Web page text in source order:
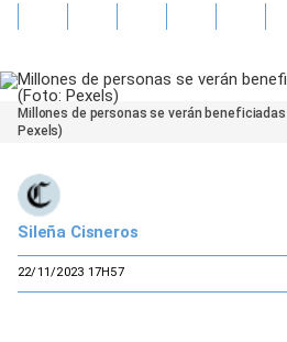
Millones de personas se verán
Pexels)
Sileña Cisneros
22/11/2023 17H57